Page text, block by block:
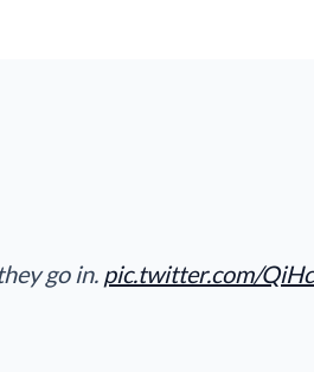
go in. pic.twitter.com/